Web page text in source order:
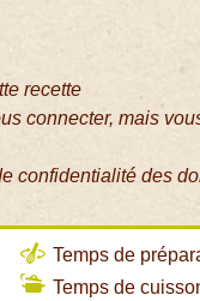
recette
connecter, mais
confidentialité des
Temps de
Temps de